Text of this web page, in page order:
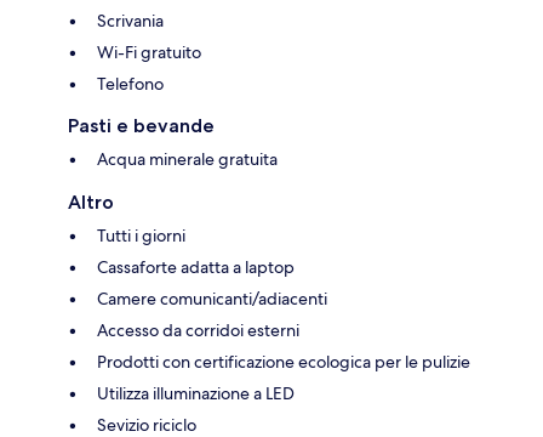
Scrivania
Wi-Fi gratuito
Telefono
Pasti e bevande
Acqua minerale gratuita
Altro
Tutti i giorni
Cassaforte adatta a laptop
Camere comunicanti/adiacenti
Accesso da corridoi esterni
Prodotti con certificazione ecologica per le pulizie
Utilizza illuminazione a LED
Sevizio riciclo